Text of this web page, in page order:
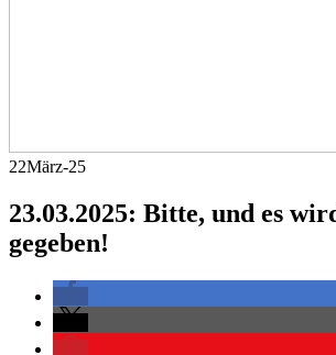
22März-25
23.03.2025: Bitte, und es
gegeben!